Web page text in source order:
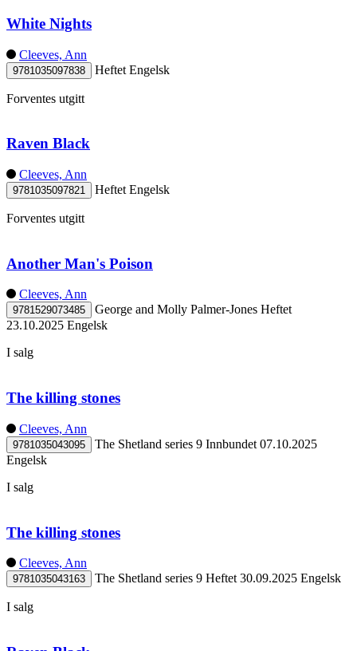
White Nights
Cleeves, Ann
9781035097838 Heftet Engelsk
Forventes utgitt
Raven Black
Cleeves, Ann
9781035097821 Heftet Engelsk
Forventes utgitt
Another Man's Poison
Cleeves, Ann
9781529073485 George and Molly Palmer-Jones Heftet
23.10.2025 Engelsk
I salg
The killing stones
Cleeves, Ann
9781035043095 The Shetland series 9 Innbundet 07.10.2025
Engelsk
I salg
The killing stones
Cleeves, Ann
9781035043163 The Shetland series 9 Heftet 30.09.2025 Engelsk
I salg